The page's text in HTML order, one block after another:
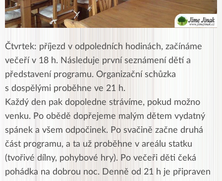
Čtvrtek: příjezd v odpoledních hodinách, začínáme
večeří v 18 h. Následuje první seznámení dětí a
představení programu. Organizační schůzka
s dospělými proběhne ve 21 h.
Každý den pak dopoledne strávíme, pokud možno
venku. Po obědě dopřejeme malým dětem vydatný
spánek a všem odpočinek. Po svačině začne druhá
část programu, a ta už proběhne v areálu statku
(tvořivé dílny, pohybové hry). Po večeři děti čeká
pohádka na dobrou noc. Denně od 21 h je připraven